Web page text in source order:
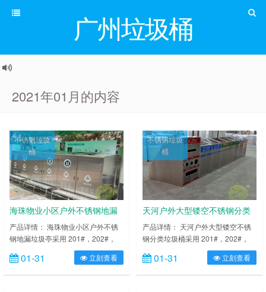
广州垃圾桶
2021年01月的内容
不锈钢垃圾
桶
海珠物业小区户外不锈钢地漏
垃圾亭
产品详情： 海珠物业小区户外不锈
钢地漏垃圾亭采用 201#，202#，
304#优质不锈钢材料模压成型，坚
固耐用，不易破损；耐火安全，抗高
低温，适合各种恶劣气候条件；金属
01-31 立刻查看
不锈钢垃圾
桶
天河户外大型镂空不锈钢分类
垃圾桶
产品详情： 天河户外大型镂空不锈
钢分类垃圾桶采用 201#，202#，
304#优质不锈钢材料模压成型，坚
固耐用，不易破损；耐火安全，抗高
低温，适合各种恶劣气候条件；金属
01-31 立刻查看